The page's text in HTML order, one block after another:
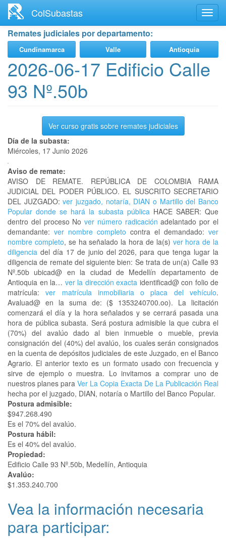
contenido
principal
ColSubastas
Remates judiciales por departamento:
Cundinamarca Valle Antioquia
2026-06-17 Edificio Calle
93 Nº.50b
Ver curso gratis sobre remates judiciales
Día de la subasta:
Miércoles, 17 Junio 2026
Aviso de remate:
AVISO DE REMATE. REPÚBLICA DE COLOMBIA RAMA
JUDICIAL DEL PODER PÚBLICO. EL SUSCRITO SECRETARIO
DEL JUZGADO: ver juzgado, notaría, DIAN o Martillo del Banco
Popular donde se hará la subasta públicaHACE SABER: Que
dentro del proceso Nover número radicación adelantado por el
demandante: ver nombre completo contra el demandado: ver
nombre completo, se ha señalado la hora de la(s) ver hora de la
diligencia del día 17 de junio del 2026, para que tenga lugar la
diligencia de remate del siguiente bien: Se trata de un(a) Calle 93
Nº.50b ubicad@ en la ciudad de Medellín departamento de
Antioquia en la… ver la dirección exacta identificad@ con folio de
matrícula:ver matrícula inmobiliaria o placa del vehículo.
Avaluad@ en la suma de: ($ 1353240700.oo). La licitación
comenzará el día y la hora señalados y se cerrará pasada una
hora de pública subasta. Será postura admisible la que cubra el
(70%) del avalúo dado al bien inmueble o mueble, previa
consignación del (40%) del avalúo, los cuales serán consignados
en la cuenta de depósitos judiciales de este Juzgado, en el Banco
Agrario. El anterior texto es un formato usado con frecuencia y
sirve de ejemplo o muestra. Lo invitamos a comprar uno de
nuestros planes para Ver La Copia Exacta De La Publicación Real
hecha por el juzgado, DIAN, notaría o Martillo del Banco Popular.
Postura admisible:
$947.268.490
Es el 70% del avalúo.
Postura hábil:
Es el 40% del avalúo.
Propiedad:
Edificio Calle 93 Nº.50b, Medellín, Antioquia
Avalúo:
$1.353.240.700
Vea la información necesaria
para participar: